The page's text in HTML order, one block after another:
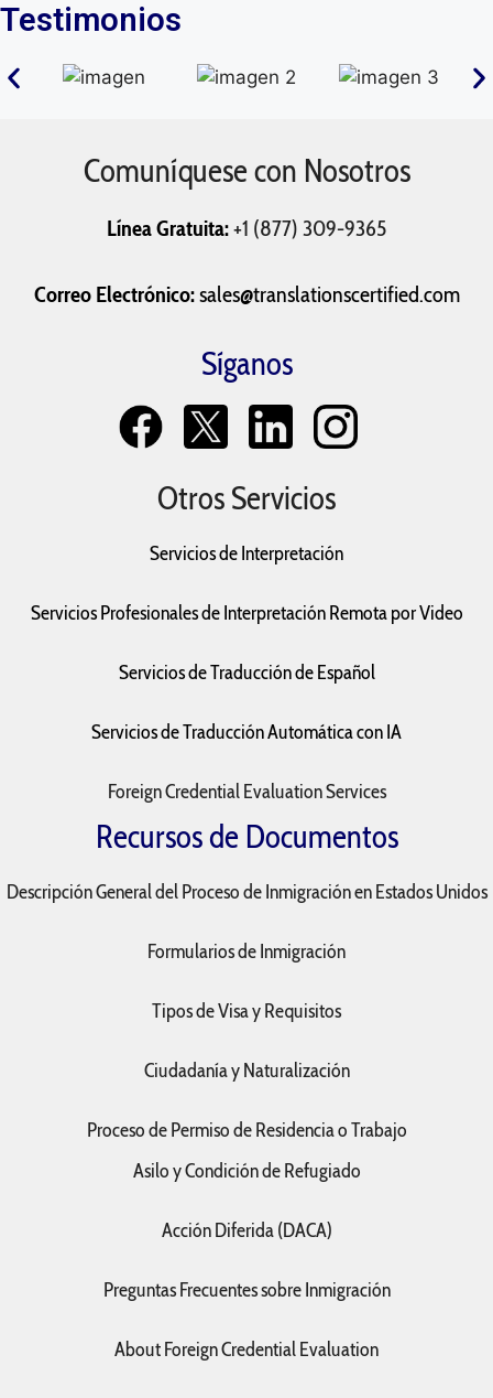
Testimonios
Comuníquese con Nosotros
Línea Gratuita:+1 (877) 309-9365
Correo Electrónico:sales@translationscertified.com
Síganos
Otros Servicios
Servicios de Interpretación
Servicios Profesionales de Interpretación Remota por Video
Servicios de Traducción de Español
Servicios de Traducción Automática con IA
Foreign Credential Evaluation Services
Recursos de Documentos
Descripción General del Proceso de Inmigración en Estados Unidos
Formularios de Inmigración
Tipos de Visa y Requisitos
Ciudadanía y Naturalización
Proceso de Permiso de Residencia o Trabajo
Asilo y Condición de Refugiado
Acción Diferida (DACA)
Preguntas Frecuentes sobre Inmigración
About Foreign Credential Evaluation